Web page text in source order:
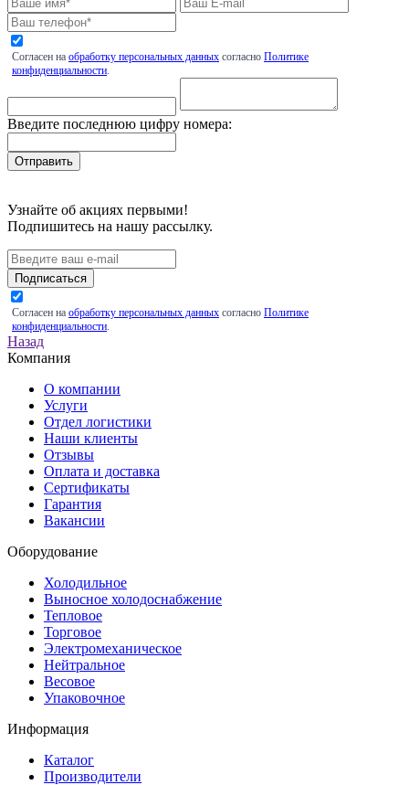
Согласен на обработку персональных данных согласно Политике
конфиденциальности.
Введите последнюю цифру номера:
Узнайте об акциях первыми!
Подпишитесь на нашу рассылку.
Подписаться
Согласен на обработку персональных данных согласно Политике
конфиденциальности.
Назад
Компания
О компании
Услуги
Отдел логистики
Наши клиенты
Отзывы
Оплата и доставка
Сертификаты
Гарантия
Вакансии
Оборудование
Холодильное
Выносное холодоснабжение
Тепловое
Торговое
Электромеханическое
Нейтральное
Весовое
Упаковочное
Информация
Каталог
Производители